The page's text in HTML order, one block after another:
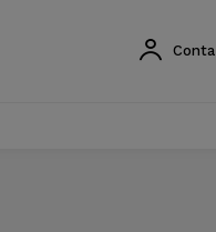
Conta